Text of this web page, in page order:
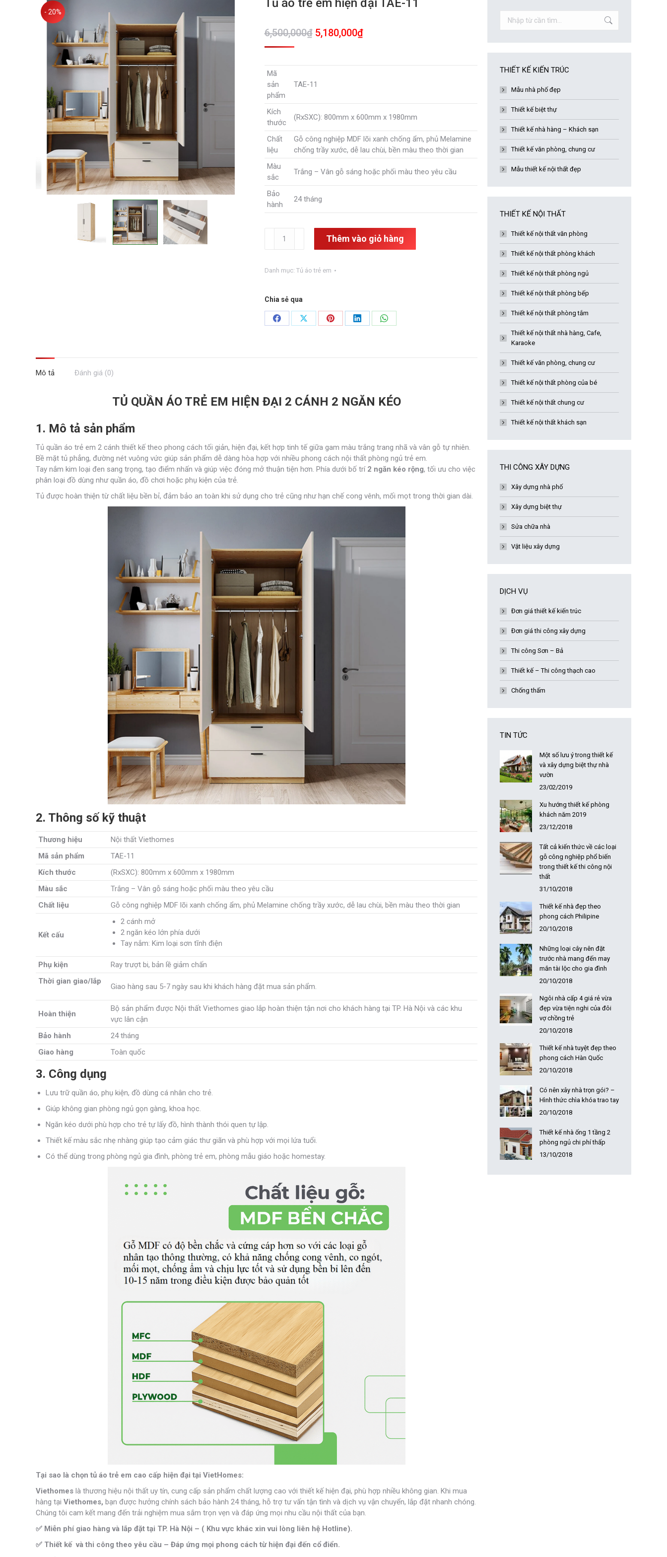
- 20%
Tủ áo trẻ em hiện đại TAE-11
6,500,000₫ Giá
là:
5,180,000₫Giá
tại
Mã
sản
phẩm
TAE-11
Kích
thước
(RxSXC): 800mm x 600mm x 1980mm
Chất
liệu
Gỗ công nghiệp MDF lõi xanh chống ẩm, phủ Melamine
chống trầy xước, dễ lau chùi, bền màu theo thời gian
Màu
sắc
Trắng – Vân gỗ sáng hoặc phối màu theo yêu cầu
Bảo
hành
24 tháng
TAE-
11
Thêm vào giỏ hàng
Danh mục: Tủ áo trẻ em
Chia sẻ qua
Share
Share
Share
Share
Share
Mô tả Đánh giá (0)
TỦ QUẦN ÁO TRẺ EM HIỆN ĐẠI 2 CÁNH 2 NGĂN KÉO
1. Mô tả sản phẩm
Tủ quần áo trẻ em 2 cánh thiết kế theo phong cách tối giản, hiện đại, kết hợp tinh tế giữa gam màu trắng trang nhã và vân gỗ tự nhiên.
Bề mặt tủ phẳng, đường nét vuông vức giúp sản phẩm dễ dàng hòa hợp với nhiều phong cách nội thất phòng ngủ trẻ em.
Tay nắm kim loại đen sang trọng, tạo điểm nhấn và giúp việc đóng mở thuận tiện hơn. Phía dưới bố trí 2 ngăn kéo rộng, tối ưu cho việc
phân loại đồ dùng như quần áo, đồ chơi hoặc phụ kiện của trẻ.
Tủ được hoàn thiện từ chất liệu bền bỉ, đảm bảo an toàn khi sử dụng cho trẻ cũng như hạn chế cong vênh, mối mọt trong thời gian dài.
2. Thông số kỹ thuật
Thương hiệu
Nội thất Viethomes
Mã sản phẩm
TAE-11
Kích thước
(RxSXC): 800mm x 600mm x 1980mm
Màu sắc
Trắng – Vân gỗ sáng hoặc phối màu theo yêu cầu
Chất liệu
Gỗ công nghiệp MDF lõi xanh chống ẩm, phủ Melamine chống trầy xước, dễ lau chùi, bền màu theo thời gian
Kết cấu
2 cánh mở
2 ngăn kéo lớn phía dưới
Tay nắm: Kim loại sơn tĩnh điện
Phụ kiện
Ray trượt bi, bản lề giảm chấn
Thời gian giao/lắp
Giao hàng sau 5-7 ngày sau khi khách hàng đặt mua sản phẩm.
Hoàn thiện
Bộ sản phẩm được Nội thất Viethomes giao lắp hoàn thiện tận nơi cho khách hàng tại TP. Hà Nội và các khu
vực lân cận
Bảo hành
24 tháng
Giao hàng
Toàn quốc
3. Công dụng
Lưu trữ quần áo, phụ kiện, đồ dùng cá nhân cho trẻ.
Giúp không gian phòng ngủ gọn gàng, khoa học.
Ngăn kéo dưới phù hợp cho trẻ tự lấy đồ, hình thành thói quen tự lập.
Thiết kế màu sắc nhẹ nhàng giúp tạo cảm giác thư giãn và phù hợp với mọi lứa tuổi.
Có thể dùng trong phòng ngủ gia đình, phòng trẻ em, phòng mẫu giáo hoặc homestay.
Tại sao là chọn tủ áo trẻ em cao cấp hiện đại tại VietHomes:
Viethomes là thương hiệu nội thất uy tín, cung cấp sản phẩm chất lượng cao với thiết kế hiện đại, phù hợp nhiều không gian. Khi mua
hàng tại Viethomes, bạn được hưởng chính sách bảo hành 24 tháng, hỗ trợ tư vấn tận tình và dịch vụ vận chuyển, lắp đặt nhanh chóng.
Chúng tôi cam kết mang đến trải nghiệm mua sắm trọn vẹn và đáp ứng mọi nhu cầu nội thất của bạn.
✅ Miễn phí giao hàng và lắp đặt tại TP. Hà Nội – ( Khu vực khác xin vui lòng liên hệ Hotline).
✅ Thiết kế và thi công theo yêu cầu – Đáp ứng mọi phong cách từ hiện đại đến cổ điển.
THIẾT KẾ KIẾN TRÚC
Mẫu nhà phố đẹp
Thiết kế biệt thự
Thiết kế nhà hàng – Khách sạn
Thiết kế văn phòng, chung cư
Mẫu thiết kế nội thất đẹp
THIẾT KẾ NỘI THẤT
Thiết kế nội thất văn phòng
Thiết kế nội thất phòng khách
Thiết kế nội thất phòng ngủ
Thiết kế nội thất phòng bếp
Thiết kế nội thất phòng tắm
Thiết kế nội thất nhà hàng, Cafe,
Karaoke
Thiết kế văn phòng, chung cư
Thiết kế nội thất phòng của bé
Thiết kế nội thất chung cư
Thiết kế nội thất khách sạn
THI CÔNG XÂY DỰNG
Xây dựng nhà phố
Xây dựng biệt thự
Sửa chữa nhà
Vật liệu xây dựng
DỊCH VỤ
Đơn giá thiết kế kiến trúc
Đơn giá thi công xây dựng
Thi công Sơn – Bả
Thiết kế – Thi công thạch cao
Chống thấm
TIN TỨC
Một số lưu ý trong thiết kế
và xây dựng biệt thự nhà
vườn
23/02/2019
Xu hướng thiết kế phòng
khách năm 2019
23/12/2018
Tất cả kiến thức về các loại
gỗ công nghiệp phổ biến
trong thiết kế thi công nội
thất
31/10/2018
Thiết kế nhà đẹp theo
phong cách Philipine
20/10/2018
Những loại cây nên đặt
trước nhà mang đến may
mắn tài lộc cho gia đình
20/10/2018
Ngôi nhà cấp 4 giá rẻ vừa
đẹp vừa tiện nghi của đôi
vợ chồng trẻ
20/10/2018
Thiết kế nhà tuyệt đẹp theo
phong cách Hàn Quốc
20/10/2018
Có nên xây nhà trọn gói? –
Hình thức chìa khóa trao tay
20/10/2018
Thiết kế nhà ống 1 tầng 2
phòng ngủ chi phí thấp
13/10/2018